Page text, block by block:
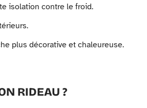
isolation contre le froid.
plus décorative et chaleureuse.
RIDEAU ?